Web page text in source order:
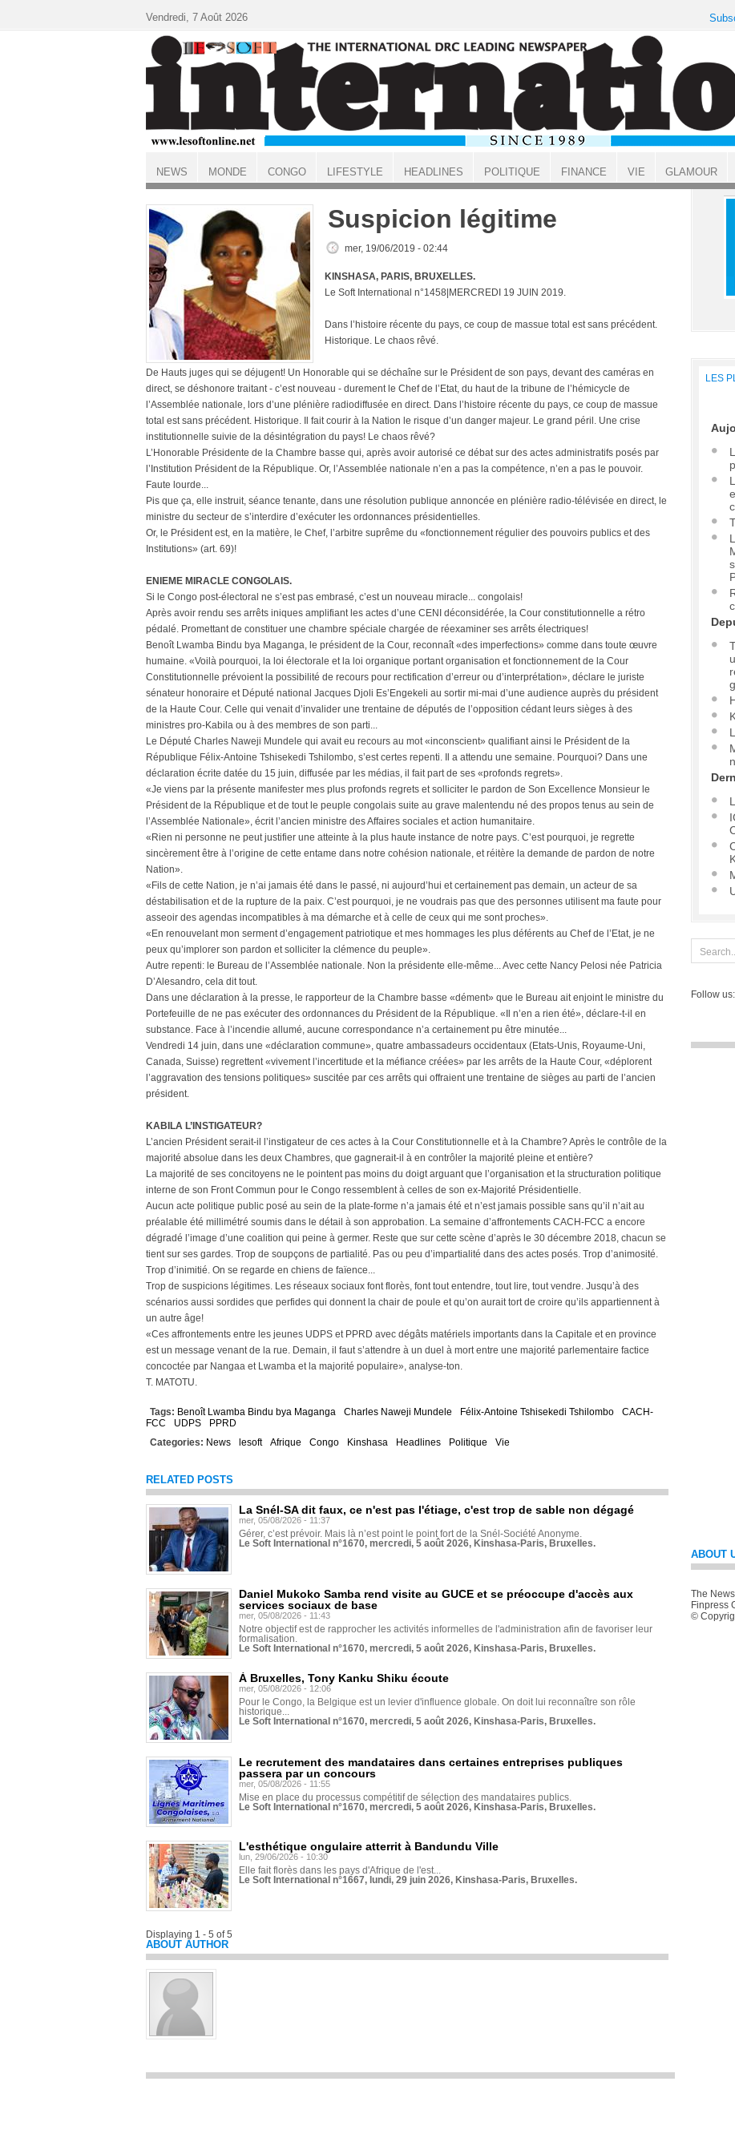
ACCUEIL
Suspicion légitime
mer, 19/06/2019 - 02:44
KINSHASA, PARIS, BRUXELLES.
Le Soft International n°1458|MERCREDI 19 JUIN 2019.
Dans l’histoire récente du pays, ce coup de massue total est sans précédent.
Historique. Le chaos rêvé.
De Hauts juges qui se déjugent! Un Honorable qui se déchaîne sur le Président de son pays, devant des caméras en
direct, se déshonore traitant - c’est nouveau - durement le Chef de l’Etat, du haut de la tribune de l’hémicycle de
l’Assemblée nationale, lors d’une plénière radiodiffusée en direct. Dans l’histoire récente du pays, ce coup de massue
total est sans précédent. Historique. Il fait courir à la Nation le risque d’un danger majeur. Le grand péril. Une crise
institutionnelle suivie de la désintégration du pays! Le chaos rêvé?
L’Honorable Présidente de la Chambre basse qui, après avoir autorisé ce débat sur des actes administratifs posés par
l’Institution Président de la République. Or, l’Assemblée nationale n’en a pas la compétence, n’en a pas le pouvoir.
Faute lourde...
Pis que ça, elle instruit, séance tenante, dans une résolution publique annoncée en plénière radio-télévisée en direct, le
ministre du secteur de s’interdire d’exécuter les ordonnances présidentielles.
Or, le Président est, en la matière, le Chef, l’arbitre suprême du «fonctionnement régulier des pouvoirs publics et des
Institutions» (art. 69)!
ENIEME MIRACLE CONGOLAIS.
Si le Congo post-électoral ne s’est pas embrasé, c’est un nouveau miracle... congolais!
Après avoir rendu ses arrêts iniques amplifiant les actes d’une CENI déconsidérée, la Cour constitutionnelle a rétro
pédalé. Promettant de constituer une chambre spéciale chargée de réexaminer ses arrêts électriques!
Benoît Lwamba Bindu bya Maganga, le président de la Cour, reconnaît «des imperfections» comme dans toute œuvre
humaine. «Voilà pourquoi, la loi électorale et la loi organique portant organisation et fonctionnement de la Cour
Constitutionnelle prévoient la possibilité de recours pour rectification d’erreur ou d’interprétation», déclare le juriste
sénateur honoraire et Député national Jacques Djoli Es’Engekeli au sortir mi-mai d’une audience auprès du président
de la Haute Cour. Celle qui venait d’invalider une trentaine de députés de l’opposition cédant leurs sièges à des
ministres pro-Kabila ou à des membres de son parti...
Le Député Charles Naweji Mundele qui avait eu recours au mot «inconscient» qualifiant ainsi le Président de la
République Félix-Antoine Tshisekedi Tshilombo, s’est certes repenti. Il a attendu une semaine. Pourquoi? Dans une
déclaration écrite datée du 15 juin, diffusée par les médias, il fait part de ses «profonds regrets».
«Je viens par la présente manifester mes plus profonds regrets et solliciter le pardon de Son Excellence Monsieur le
Président de la République et de tout le peuple congolais suite au grave malentendu né des propos tenus au sein de
l’Assemblée Nationale», écrit l’ancien ministre des Affaires sociales et action humanitaire.
«Rien ni personne ne peut justifier une atteinte à la plus haute instance de notre pays. C’est pourquoi, je regrette
sincèrement être à l’origine de cette entame dans notre cohésion nationale, et réitère la demande de pardon de notre
Nation».
«Fils de cette Nation, je n’ai jamais été dans le passé, ni aujourd’hui et certainement pas demain, un acteur de sa
déstabilisation et de la rupture de la paix. C’est pourquoi, je ne voudrais pas que des personnes utilisent ma faute pour
asseoir des agendas incompatibles à ma démarche et à celle de ceux qui me sont proches».
«En renouvelant mon serment d’engagement patriotique et mes hommages les plus déférents au Chef de l’Etat, je ne
peux qu’implorer son pardon et solliciter la clémence du peuple».
Autre repenti: le Bureau de l’Assemblée nationale. Non la présidente elle-même... Avec cette Nancy Pelosi née Patricia
D’Alesandro, cela dit tout.
Dans une déclaration à la presse, le rapporteur de la Chambre basse «dément» que le Bureau ait enjoint le ministre du
Portefeuille de ne pas exécuter des ordonnances du Président de la République. «Il n’en a rien été», déclare-t-il en
substance. Face à l’incendie allumé, aucune correspondance n’a certainement pu être minutée...
Vendredi 14 juin, dans une «déclaration commune», quatre ambassadeurs occidentaux (Etats-Unis, Royaume-Uni,
Canada, Suisse) regrettent «vivement l’incertitude et la méfiance créées» par les arrêts de la Haute Cour, «déplorent
l’aggravation des tensions politiques» suscitée par ces arrêts qui offraient une trentaine de sièges au parti de l’ancien
président.
KABILA L’INSTIGATEUR?
L’ancien Président serait-il l’instigateur de ces actes à la Cour Constitutionnelle et à la Chambre? Après le contrôle de la
majorité absolue dans les deux Chambres, que gagnerait-il à en contrôler la majorité pleine et entière?
La majorité de ses concitoyens ne le pointent pas moins du doigt arguant que l’organisation et la structuration politique
interne de son Front Commun pour le Congo ressemblent à celles de son ex-Majorité Présidentielle.
Aucun acte politique public posé au sein de la plate-forme n’a jamais été et n’est jamais possible sans qu’il n’ait au
préalable été millimétré soumis dans le détail à son approbation. La semaine d’affrontements CACH-FCC a encore
dégradé l’image d’une coalition qui peine à germer. Reste que sur cette scène d’après le 30 décembre 2018, chacun se
tient sur ses gardes. Trop de soupçons de partialité. Pas ou peu d’impartialité dans des actes posés. Trop d’animosité.
Trop d’inimitié. On se regarde en chiens de faïence...
Trop de suspicions légitimes. Les réseaux sociaux font florès, font tout entendre, tout lire, tout vendre. Jusqu’à des
scénarios aussi sordides que perfides qui donnent la chair de poule et qu’on aurait tort de croire qu’ils appartiennent à
un autre âge!
«Ces affrontements entre les jeunes UDPS et PPRD avec dégâts matériels importants dans la Capitale et en province
est un message venant de la rue. Demain, il faut s’attendre à un duel à mort entre une majorité parlementaire factice
concoctée par Nangaa et Lwamba et la majorité populaire», analyse-ton.
T. MATOTU.
Tags: Benoît Lwamba Bindu bya Maganga Charles Naweji Mundele Félix-Antoine Tshisekedi Tshilombo
CACH-
FCC
UDPS
PPRD
Categories: News lesoft Afrique Congo Kinshasa Headlines Politique Vie
RELATED POSTS
La Snél-SA dit faux, ce n'est pas l'étiage, c'est trop de sable non dégagé
mer, 05/08/2026 - 11:37
Gérer, c’est prévoir. Mais là n’est point le point fort de la Snél-Société Anonyme.
Le Soft International n°1670, mercredi, 5 août 2026, Kinshasa-Paris, Bruxelles.
Daniel Mukoko Samba rend visite au GUCE et se préoccupe d'accès aux
services sociaux de base
mer, 05/08/2026 - 11:43
Notre objectif est de rapprocher les activités informelles de l'administration afin de favoriser leur
formalisation.
Le Soft International n°1670, mercredi, 5 août 2026, Kinshasa-Paris, Bruxelles.
À Bruxelles, Tony Kanku Shiku écoute
mer, 05/08/2026 - 12:06
Pour le Congo, la Belgique est un levier d'influence globale. On doit lui reconnaître son rôle
historique...
Le Soft International n°1670, mercredi, 5 août 2026, Kinshasa-Paris, Bruxelles.
Le recrutement des mandataires dans certaines entreprises publiques
passera par un concours
mer, 05/08/2026 - 11:55
Mise en place du processus compétitif de sélection des mandataires publics.
Le Soft International n°1670, mercredi, 5 août 2026, Kinshasa-Paris, Bruxelles.
L'esthétique ongulaire atterrit à Bandundu Ville
lun, 29/06/2026 - 10:30
Elle fait florès dans les pays d'Afrique de l'est...
Le Soft International n°1667, lundi, 29 juin 2026, Kinshasa-Paris, Bruxelles.
Displaying 1 - 5 of 5
ABOUT AUTHOR
LES
Follow us:
ABOUT
The
Finpress
©
Vendredi, 7 Août 2026
NEWS MONDE CONGO LIFESTYLE HEADLINES POLITIQUE FINANCE VIE GLAMOUR